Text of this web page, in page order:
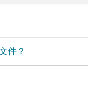
件？